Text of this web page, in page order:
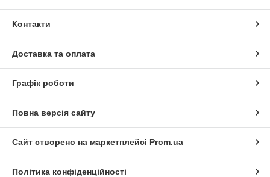
Контакти
Доставка та оплата
Графік роботи
Повна версія сайту
Сайт створено на маркетплейсі Prom.ua
Політика конфіденційності